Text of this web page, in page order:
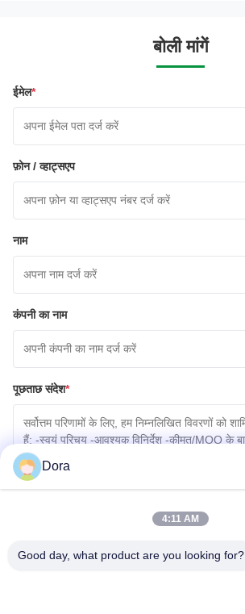
बोली मांगें
ईमेल*
फ़ोन / व्हाट्सएप
नाम
कंपनी का नाम
पूछताछ संदेश*
फ़ाइलें चुनें
Dora
4:11 AM
Good day, what product are you looking for?